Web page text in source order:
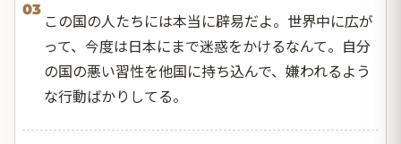
03
この国の人たちには本当に辟易だよ。世界中に広が
って、今度は日本にまで迷惑をかけるなんて。自分
の国の悪い習性を他国に持ち込んで、嫌われるよう
な行動ばかりしてる。